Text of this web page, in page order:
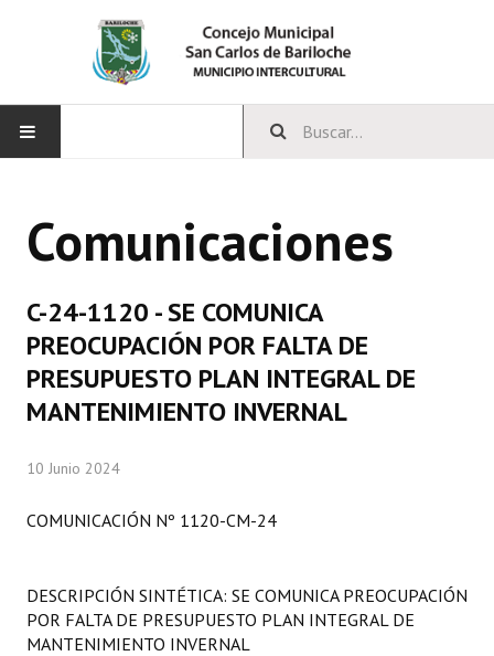
CONCEJO
Integrantes del Concejo
Comisiones Permanentes
Comisiones Especiales
Concejales Mandato Cumplido
Programas
Constitución Nacional
Comunicaciones
C-24-1120 - SE COMUNICA
PREOCUPACIÓN POR FALTA DE
PRESUPUESTO PLAN INTEGRAL DE
MANTENIMIENTO INVERNAL
10 Junio 2024
COMUNICACIÓN Nº 1120-CM-24
DESCRIPCIÓN SINTÉTICA: SE COMUNICA PREOCUPACIÓN
POR FALTA DE PRESUPUESTO PLAN INTEGRAL DE
MANTENIMIENTO INVERNAL